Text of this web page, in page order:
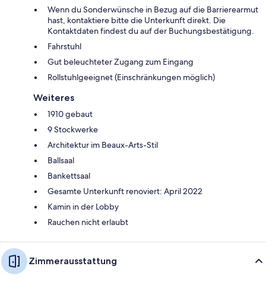
Wenn du Sonderwünsche in Bezug auf die Barrierearmut
hast, kontaktiere bitte die Unterkunft direkt. Die
Kontaktdaten findest du auf der Buchungsbestätigung.
Fahrstuhl
Gut beleuchteter Zugang zum Eingang
Rollstuhlgeeignet (Einschränkungen möglich)
Weiteres
1910 gebaut
9 Stockwerke
Architektur im Beaux-Arts-Stil
Ballsaal
Bankettsaal
Gesamte Unterkunft renoviert: April 2022
Kamin in der Lobby
Rauchen nicht erlaubt
Zimmerausstattung